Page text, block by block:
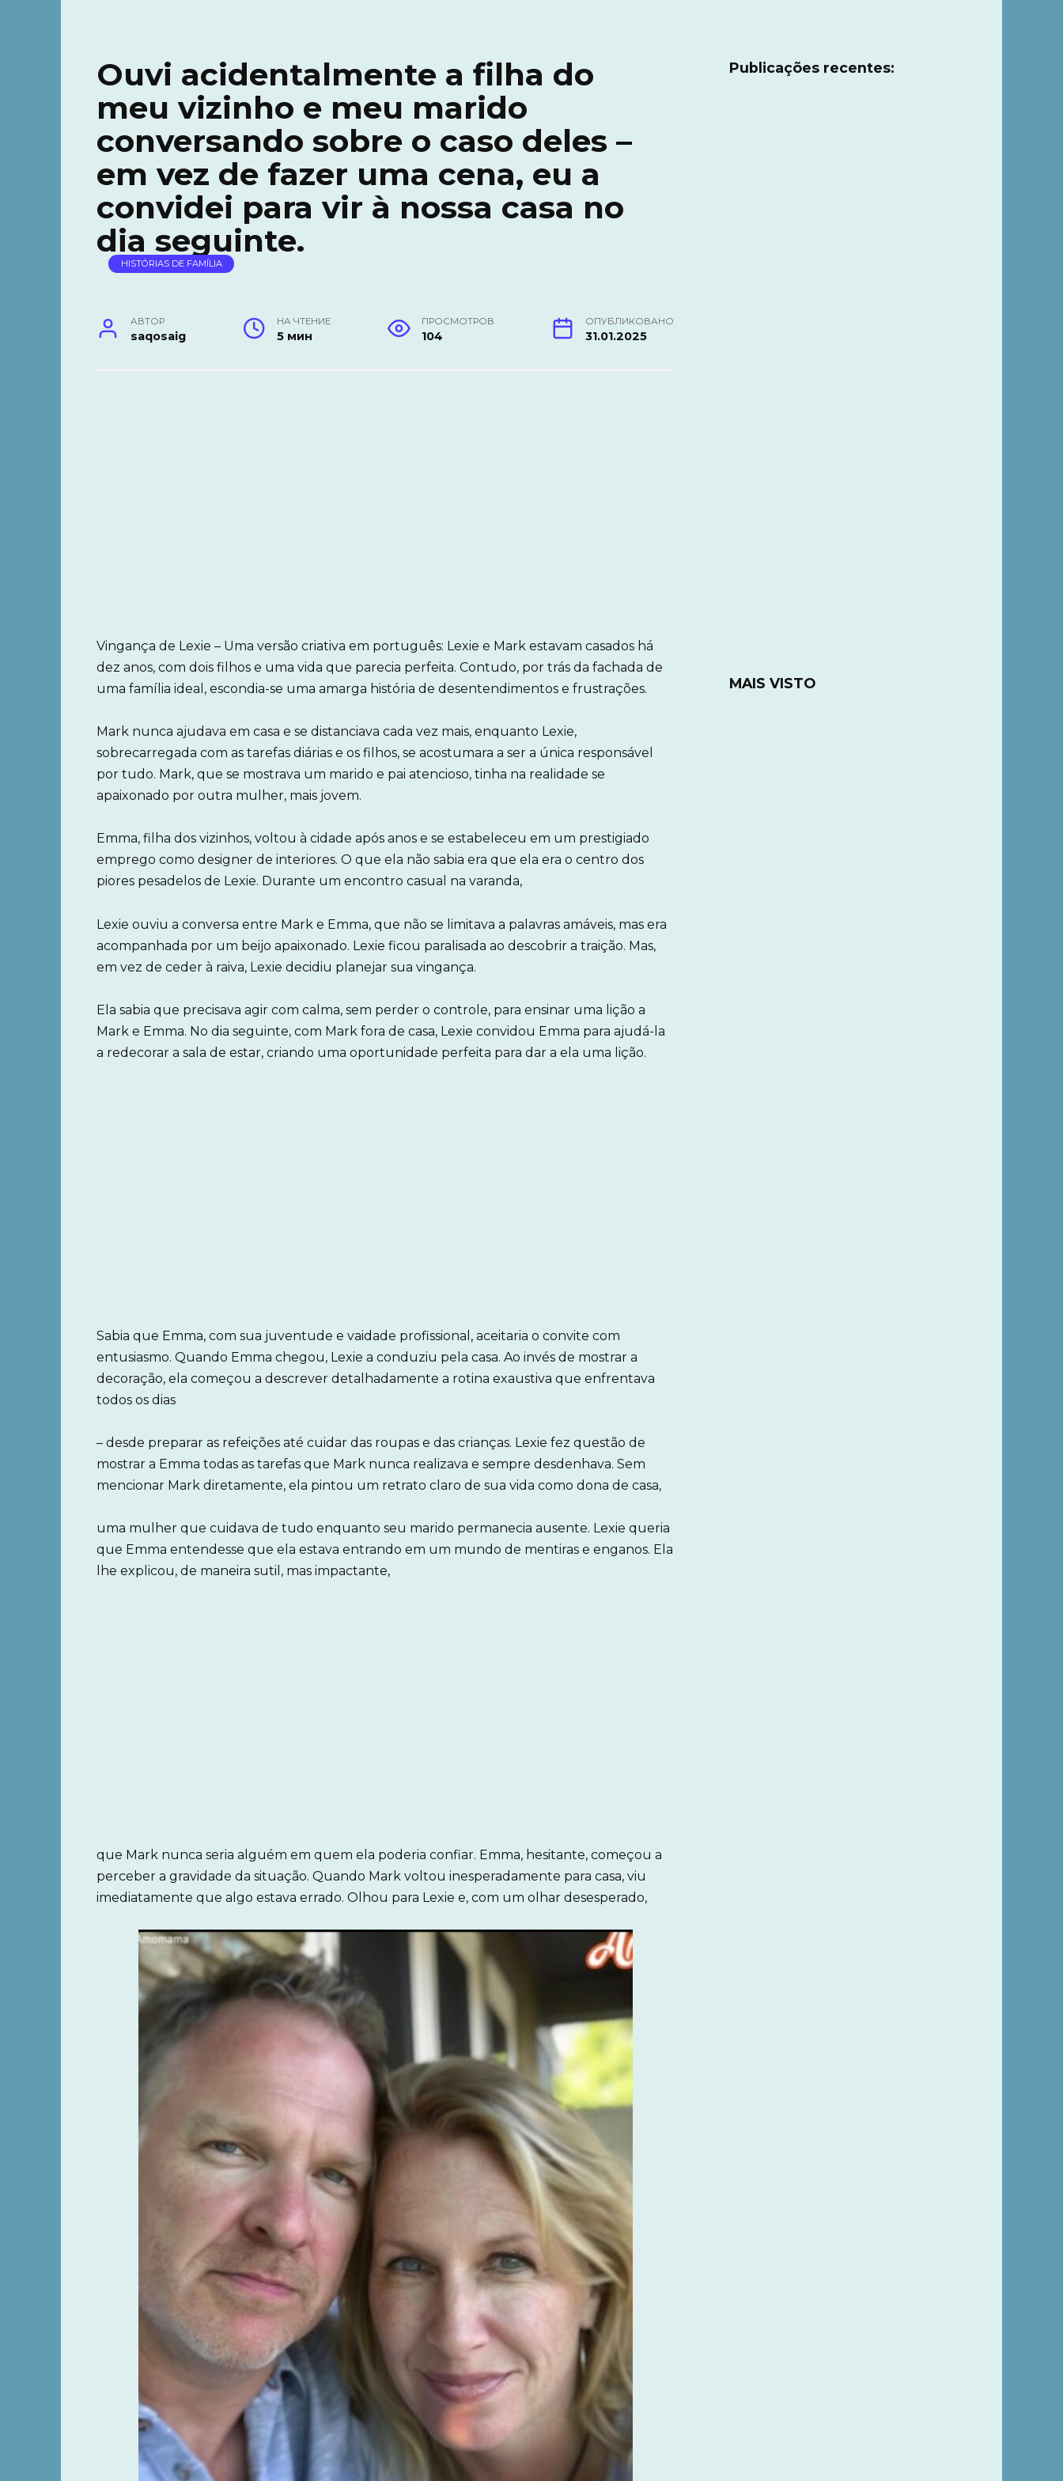
Ouvi acidentalmente a filha do
meu vizinho e meu marido
conversando sobre o caso deles –
em vez de fazer uma cena, eu a
convidei para vir à nossa casa no
dia seguinte.
HISTÓRIAS DE FAMÍLIA
АВТОР
saqosaig
НА ЧТЕНИЕ
5 мин
ПРОСМОТРОВ
104
ОПУБЛИКОВАНО
31.01.2025
Vingança de Lexie – Uma versão criativa em português: Lexie e Mark estavam casados há
dez anos, com dois filhos e uma vida que parecia perfeita. Contudo, por trás da fachada de
uma família ideal, escondia-se uma amarga história de desentendimentos e frustrações.
Mark nunca ajudava em casa e se distanciava cada vez mais, enquanto Lexie,
sobrecarregada com as tarefas diárias e os filhos, se acostumara a ser a única responsável
por tudo. Mark, que se mostrava um marido e pai atencioso, tinha na realidade se
apaixonado por outra mulher, mais jovem.
Emma, filha dos vizinhos, voltou à cidade após anos e se estabeleceu em um prestigiado
emprego como designer de interiores. O que ela não sabia era que ela era o centro dos
piores pesadelos de Lexie. Durante um encontro casual na varanda,
Lexie ouviu a conversa entre Mark e Emma, que não se limitava a palavras amáveis, mas era
acompanhada por um beijo apaixonado. Lexie ficou paralisada ao descobrir a traição. Mas,
em vez de ceder à raiva, Lexie decidiu planejar sua vingança.
Ela sabia que precisava agir com calma, sem perder o controle, para ensinar uma lição a
Mark e Emma. No dia seguinte, com Mark fora de casa, Lexie convidou Emma para ajudá-la
a redecorar a sala de estar, criando uma oportunidade perfeita para dar a ela uma lição.
Sabia que Emma, com sua juventude e vaidade profissional, aceitaria o convite com
entusiasmo. Quando Emma chegou, Lexie a conduziu pela casa. Ao invés de mostrar a
decoração, ela começou a descrever detalhadamente a rotina exaustiva que enfrentava
todos os dias
– desde preparar as refeições até cuidar das roupas e das crianças. Lexie fez questão de
mostrar a Emma todas as tarefas que Mark nunca realizava e sempre desdenhava. Sem
mencionar Mark diretamente, ela pintou um retrato claro de sua vida como dona de casa,
uma mulher que cuidava de tudo enquanto seu marido permanecia ausente. Lexie queria
que Emma entendesse que ela estava entrando em um mundo de mentiras e enganos. Ela
lhe explicou, de maneira sutil, mas impactante,
que Mark nunca seria alguém em quem ela poderia confiar. Emma, hesitante, começou a
perceber a gravidade da situação. Quando Mark voltou inesperadamente para casa, viu
imediatamente que algo estava errado. Olhou para Lexie e, com um olhar desesperado,
Publicações recentes:
MAIS VISTO